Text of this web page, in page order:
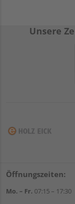
Unsere
Öffnungszeiten:
Mo. – Fr. 07:15 – 17:30